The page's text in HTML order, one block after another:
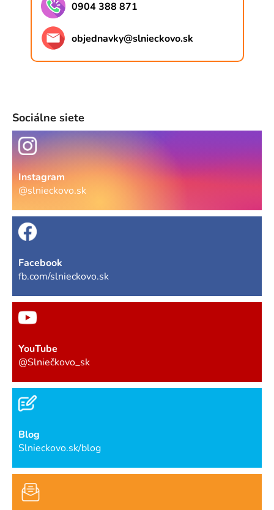
0904 388 871
objednavky@slnieckovo.sk
Sociálne siete
Instagram
@slnieckovo.sk
Facebook
fb.com/slnieckovo.sk
YouTube
@Slniečkovo_sk
Blog
Slnieckovo.sk/blog